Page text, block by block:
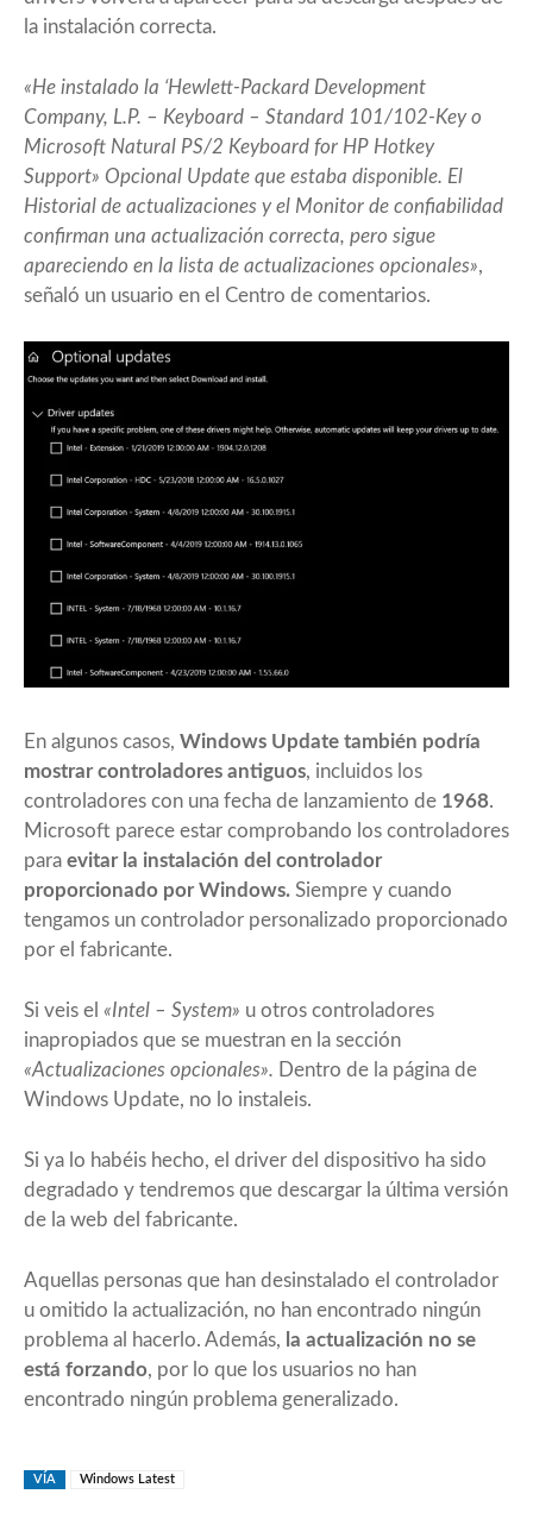
la instalación correcta.
«He instalado la ‘Hewlett-Packard Development
Company, L.P. – Keyboard – Standard 101/102-Key o
Microsoft Natural PS/2 Keyboard for HP Hotkey
Support» Opcional Update que estaba disponible. El
Historial de actualizaciones y el Monitor de confiabilidad
confirman una actualización correcta, pero sigue
apareciendo en la lista de actualizaciones opcionales»,
señaló un usuario en el Centro de comentarios.
En algunos casos, Windows Update también podría
mostrar controladores antiguos, incluidos los
controladores con una fecha de lanzamiento de 1968.
Microsoft parece estar comprobando los controladores
para evitar la instalación del controlador
proporcionado por Windows. Siempre y cuando
tengamos un controlador personalizado proporcionado
por el fabricante.
Si veis el «Intel – System» u otros controladores
inapropiados que se muestran en la sección
«Actualizaciones opcionales». Dentro de la página de
Windows Update, no lo instaleis.
Si ya lo habéis hecho, el driver del dispositivo ha sido
degradado y tendremos que descargar la última versión
de la web del fabricante.
Aquellas personas que han desinstalado el controlador
u omitido la actualización, no han encontrado ningún
problema al hacerlo. Además, la actualización no se
está forzando, por lo que los usuarios no han
encontrado ningún problema generalizado.
VÍA Windows Latest